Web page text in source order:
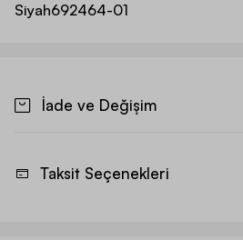
Siyah692464-01
İade ve Değişim
Taksit Seçenekleri